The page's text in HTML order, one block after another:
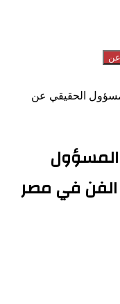
الحقيقي عن
في مصر